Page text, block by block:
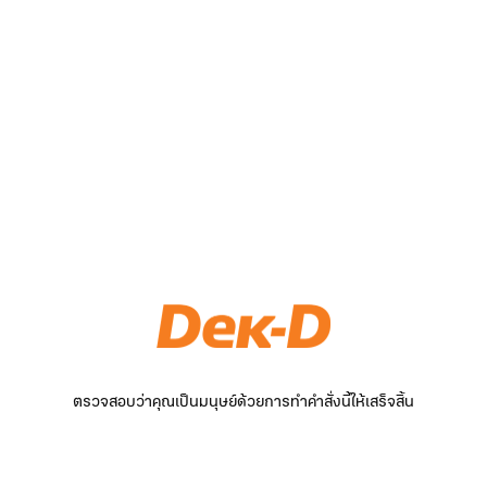
ตรวจสอบว่าคุณเป็นมนุษย์ด้วยการทำคำสั่งนี้ให้เสร็จสิ้น